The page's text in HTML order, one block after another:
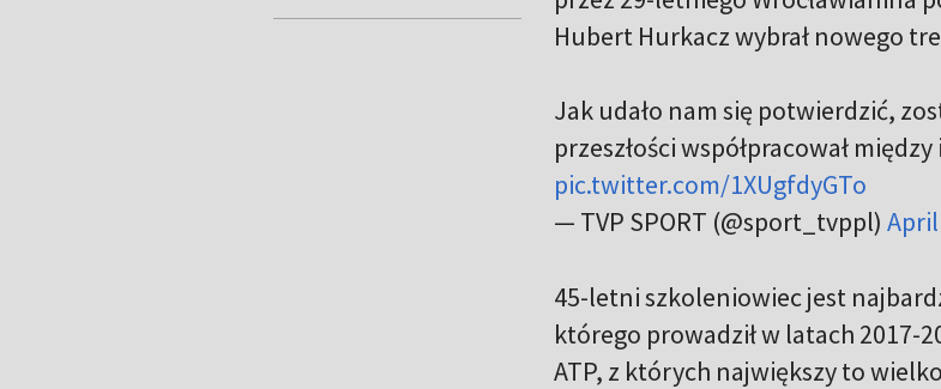
Hubert Hurkacz wybrał nowego
Jak udało nam się potwierdzić,
przeszłości współpracował
pic.twitter.com/1XUgfdyGTo
— TVP SPORT (@sport_tvppl)
45-letni szkoleniowiec jest
którego prowadził w latach 2017-
ATP, z których największy to